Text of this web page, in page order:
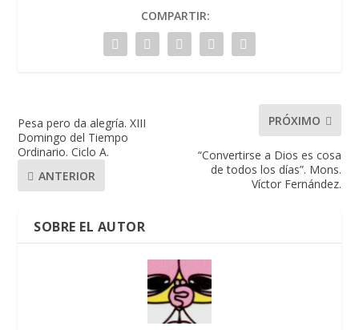
COMPARTIR:
Pesa pero da alegría. XIII
Domingo del Tiempo
Ordinario. Ciclo A.
ANTERIOR
PRÓXIMO
“Convertirse a Dios es cosa
de todos los días”. Mons.
Víctor Fernández.
SOBRE EL AUTOR